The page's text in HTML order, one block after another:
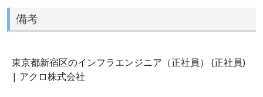
備考
東京都新宿区のインフラエンジニア（正社員） (正社員)
| アクロ株式会社